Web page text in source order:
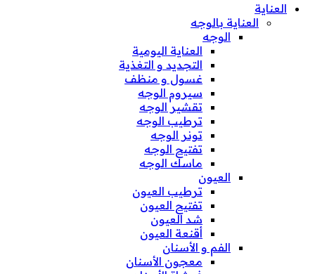
العناية
العناية بالوجه
الوجه
العناية اليومية
التجديد و التغذية
غسول و منظف
سيروم الوجه
تقشير الوجه
ترطيب الوجه
تونر الوجه
تفتيح الوجه
ماسك الوجه
العيون
ترطيب العيون
تفتيح العيون
شد العيون
أقنعة العيون
الفم و الأسنان
معجون الأسنان